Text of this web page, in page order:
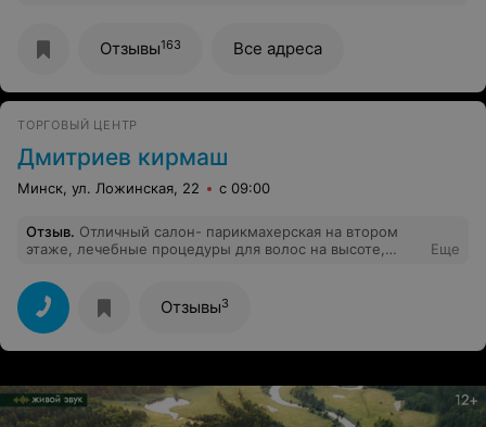
и доставать модели, чтобы увидеть внешний вид. на
один проход- час!
Отзывы163 Все адреса
ТОРГОВЫЙ ЦЕНТР
Дмитриев кирмаш
Минск, ул. Ложинская, 22 с 09:00
Отзыв. Отличный салон- парикмахерская на втором
этаже, лечебные процедуры для волос на высоте,
выпрямление, все супер, да и цены для Уручья весьма
низкие, рекомендую!
Еще
Отзывы3